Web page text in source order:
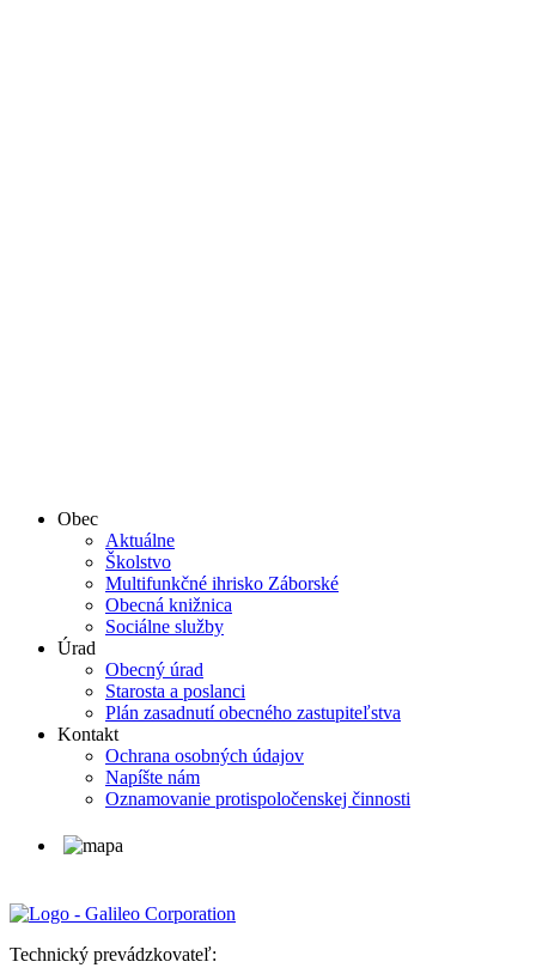
Obec
Aktuálne
Školstvo
Multifunkčné ihrisko Záborské
Obecná knižnica
Sociálne služby
Úrad
Obecný úrad
Starosta a poslanci
Plán zasadnutí obecného zastupiteľstva
Kontakt
Ochrana osobných údajov
Napíšte nám
Oznamovanie protispoločenskej činnosti
Technický prevádzkovateľ: